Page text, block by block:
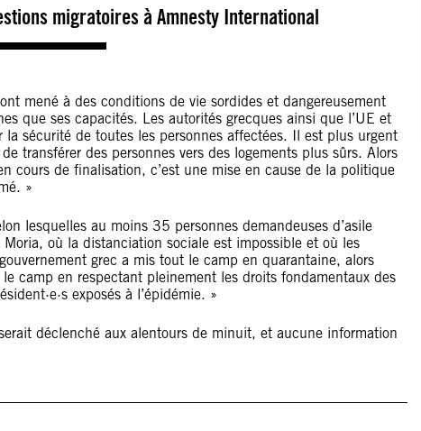
migratoires à Amnesty International
mené à des conditions de vie sordides et dangereusement
que ses capacités. Les autorités grecques ainsi que l’UE et
sécurité de toutes les personnes affectées. Il est plus urgent
transférer des personnes vers des logements plus sûrs. Alors
cours de finalisation, c’est une mise en cause de la politique
»
lesquelles au moins 35 personnes demandeuses d’asile
où la distanciation sociale est impossible et où les
grec a mis tout le camp en quarantaine, alors
camp en respectant pleinement les droits fondamentaux des
exposés à l’épidémie. »
déclenché aux alentours de minuit, et aucune information